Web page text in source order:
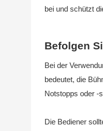
bei und schützt
Befolgen
Bei der
bedeutet, die
Notstopps oder -
Die Bediener